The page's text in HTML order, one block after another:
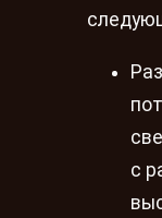
с